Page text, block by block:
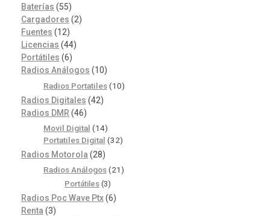
Baterías (55)
Cargadores (2)
Fuentes (12)
Licencias (44)
Portátiles (6)
Radios Análogos (10)
Radios Portatiles (10)
Radios Digitales (42)
Radios DMR (46)
Movil Digital (14)
Portatiles Digital (32)
Radios Motorola (28)
Radios Análogos (21)
Portátiles (3)
Radios Poc Wave Ptx(6)
Renta (3)